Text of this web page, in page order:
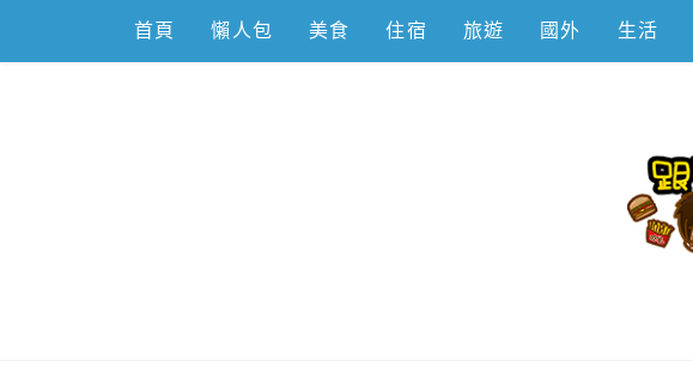
content
首頁 懶人包 美食 住宿 旅遊 國外 生活